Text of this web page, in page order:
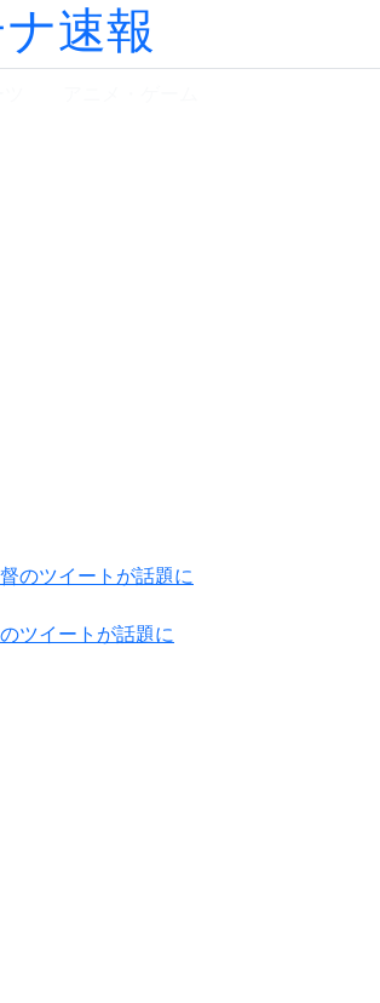
速報
ツイートが話題に